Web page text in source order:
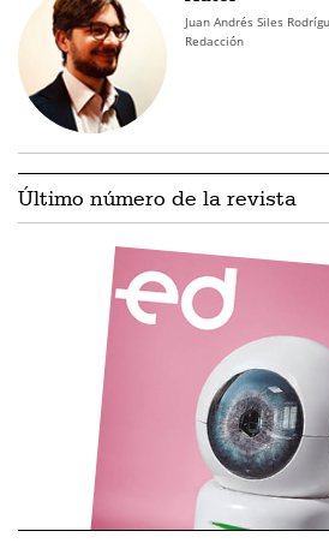
Juan Andrés Siles
Redacción
Último número de la revista